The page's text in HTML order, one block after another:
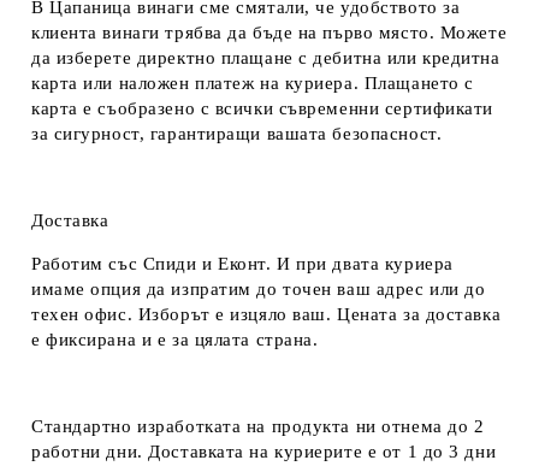
В Цапаница винаги сме смятали, че удобството за
клиента винаги трябва да бъде на първо място. Можете
да изберете директно плащане с дебитна или кредитна
карта или наложен платеж на куриера. Плащането с
карта е съобразено с всички съвременни сертификати
за сигурност, гарантиращи вашата безопасност.
Доставка
Работим със Спиди и Еконт. И при двата куриера
имаме опция да изпратим до точен ваш адрес или до
техен офис. Изборът е изцяло ваш. Цената за доставка
е фиксирана и е за цялата страна.
Стандартно изработката на продукта ни отнема до 2
работни дни. Доставката на куриерите е от 1 до 3 дни